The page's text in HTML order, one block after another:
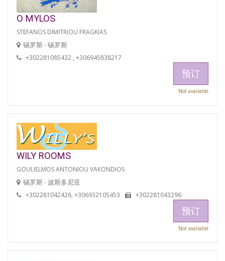
O MYLOS
STEFANOS DIMITRIOU FRAGKIAS
锡罗斯 - 锡罗斯
+302281085432 , +306945838217
预订
Not available
WILY ROOMS
GOULIELMOS ANTONIOU VAKONDIOS
锡罗斯 - 波斯多尼亚
+302281042426, +306932105453 +302281043296
预订
Not available